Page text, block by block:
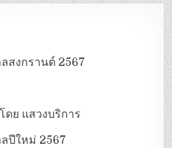
สงกรานต์ 2567
ย แสวงบริการ
ปีใหม่ 2567